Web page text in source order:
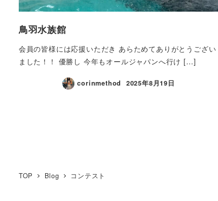
鳥羽水族館
会員の皆様には応援いただき あらためてありがとうござい
ました！！ 優勝し 今年もオールジャパンへ行け […]
corinmethod 2025年8月19日
TOP Blog コンテスト